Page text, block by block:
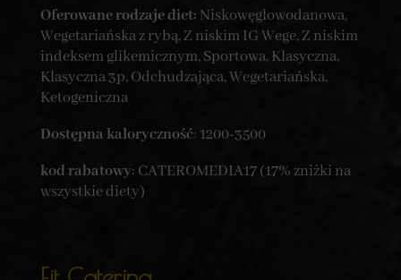
Oferowane rodzaje diet: Niskowęglowodanowa,
Wegetariańska z rybą, Z niskim IG Wege, Z niskim
indeksem glikemicznym, Sportowa, Klasyczna,
Klasyczna 3p, Odchudzająca, Wegetariańska,
Ketogeniczna
Dostępna kaloryczność: 1200-3500
kod rabatowy: CATEROMEDIA17 (17% zniżki na
wszystkie diety)